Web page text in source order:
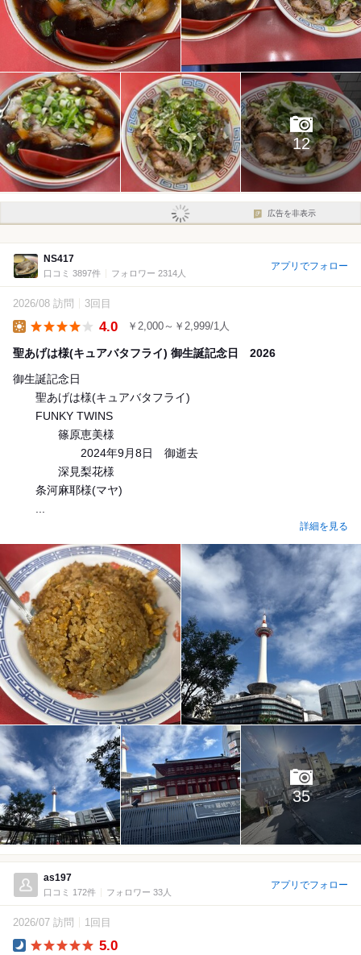
12
広告を非表示
NS417
口コミ 3897件 フォロワー 2314人
アプリでフォロー
2026/08 訪問 3回目
4.0 ￥2,000～￥2,999/1人
聖あげは様(キュアバタフライ) 御生誕記念日 2026
御生誕記念日
聖あげは様(キュアバタフライ)
FUNKY TWINS
篠原恵美様
2024年9月8日 御逝去
深見梨花様
条河麻耶様(マヤ)
詳細を見る
35
as197
口コミ 172件 フォロワー 33人
アプリでフォロー
2026/07 訪問 1回目
5.0